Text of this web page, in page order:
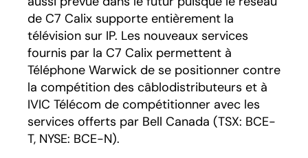
de C7 Calix supporte entièrement la
télévision sur IP. Les nouveaux services
fournis par la C7 Calix permettent à
Téléphone Warwick de se positionner contre
la compétition des câblodistributeurs et à
IVIC Télécom de compétitionner avec les
services offerts par Bell Canada (TSX: BCE-
T, NYSE: BCE-N).